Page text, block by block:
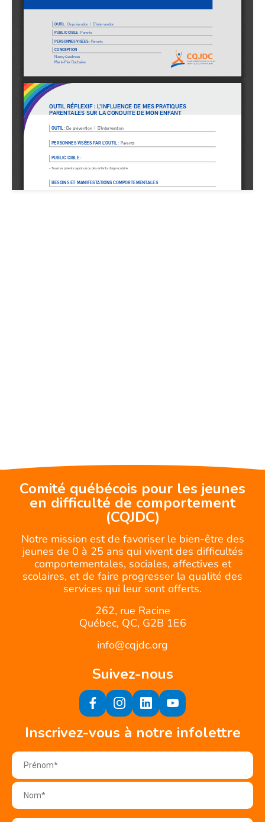
Comité québécois pour les jeunes
en difficulté de comportement
(CQJDC)
Notre mission est de favoriser le bien-être des
jeunes de 0 à 25 ans qui vivent des difficultés
comportementales, sociales, affectives et
scolaires, et de faire progresser la qualité des
services qui leur sont offerts.
262, rue Racine
Québec, QC, G2B 1E6
info@cqjdc.org
Suivez-nous
Inscrivez-vous à notre infolettre